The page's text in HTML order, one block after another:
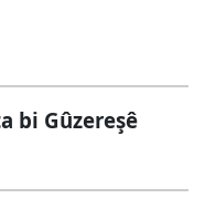
bi Gûzereşê